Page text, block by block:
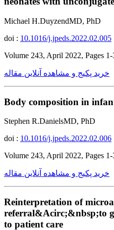
Michael H.DuyzendMD, PhD
doi : 10.1016/j.jpeds.2022.02.005
Volume 243, April 2022, Pages 1-
خرید پکیج و مشاهده آنلاین مقاله
Body composition in
Stephen R.DanielsMD, PhD
doi : 10.1016/j.jpeds.2022.02.006
Volume 243, April 2022, Pages 1-
خرید پکیج و مشاهده آنلاین مقاله
Reinterpretation of
referral&Acirc;&nbsp;to
to patient care